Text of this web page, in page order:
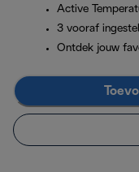
Active
3 vooraf
Ontdek jouw